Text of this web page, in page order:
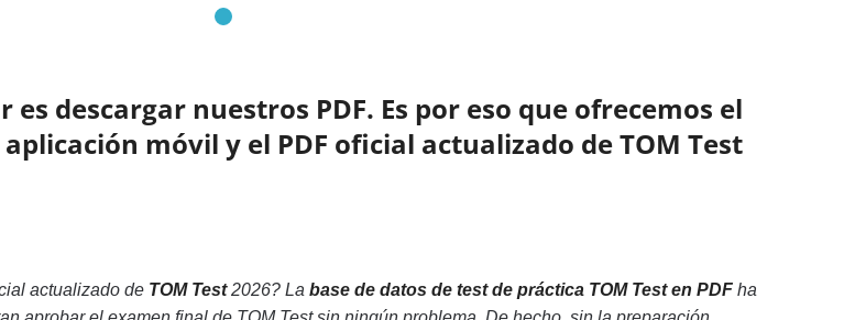
descargar nuestros PDF. Es por eso que ofrecemos el
móvil y el PDF oficial actualizado de TOM Test
actualizado de TOM Test2026? La base de datos de test de práctica TOM Test en PDFha